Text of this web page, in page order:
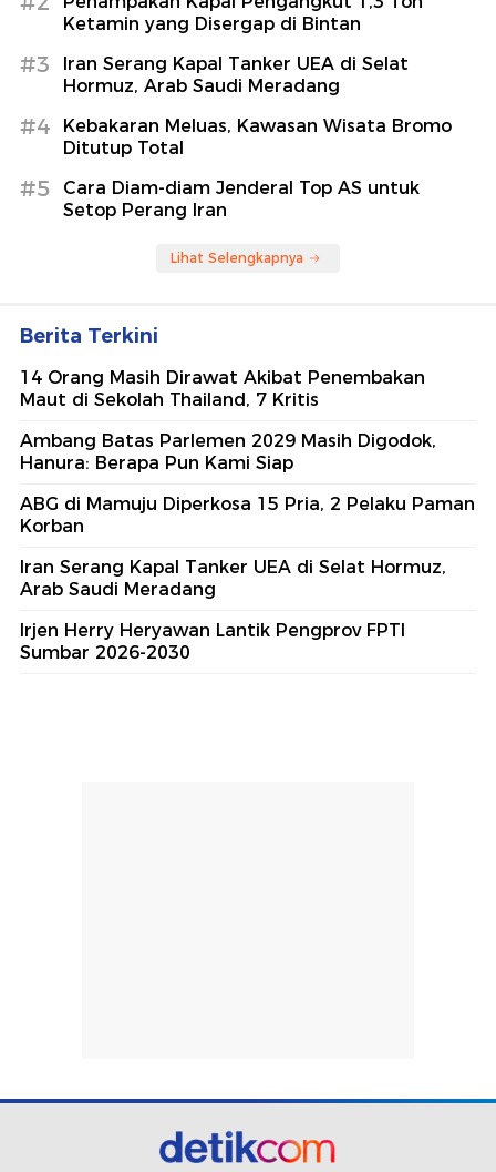
Ketamin yang Disergap di Bintan
#3
Iran Serang Kapal Tanker UEA di Selat
Hormuz, Arab Saudi Meradang
#4
Kebakaran Meluas, Kawasan Wisata Bromo
Ditutup Total
#5
Cara Diam-diam Jenderal Top AS untuk
Setop Perang Iran
Lihat Selengkapnya
Berita Terkini
14 Orang Masih Dirawat Akibat Penembakan
Maut di Sekolah Thailand, 7 Kritis
Ambang Batas Parlemen 2029 Masih Digodok,
Hanura: Berapa Pun Kami Siap
ABG di Mamuju Diperkosa 15 Pria, 2 Pelaku Paman
Korban
Iran Serang Kapal Tanker UEA di Selat Hormuz,
Arab Saudi Meradang
Irjen Herry Heryawan Lantik Pengprov FPTI
Sumbar 2026-2030